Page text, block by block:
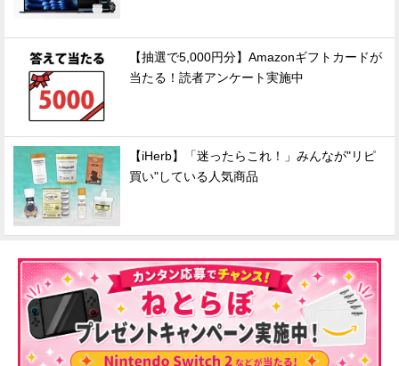
【抽選で5,000円分】Amazonギフトカードが
当たる！読者アンケート実施中
【iHerb】「迷ったらこれ！」みんなが"リピ
買い"している人気商品